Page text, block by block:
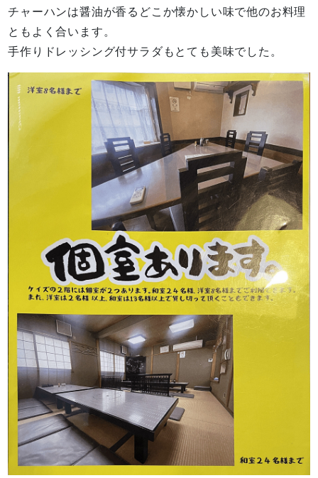
チャーハンは醤油が香るどこか懐かしい味で他のお料理
ともよく合います。
手作りドレッシング付サラダもとても美味でした。